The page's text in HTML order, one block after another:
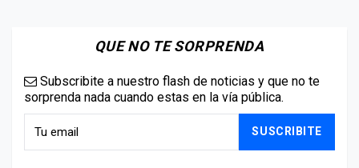
QUE NO TE SORPRENDA
Subscribite a nuestro flash de noticias y que no te
sorprenda nada cuando estas en la vía pública.
SUSCRIBITE